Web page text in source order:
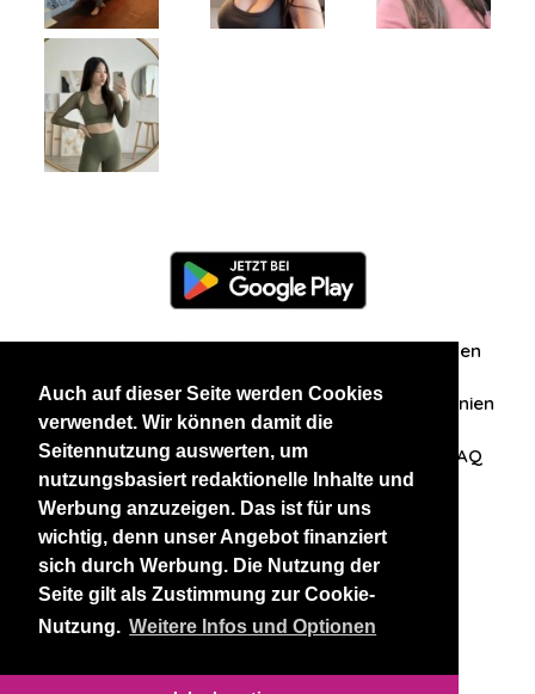
Auch auf dieser Seite werden Cookies
verwendet. Wir können damit die
Seitennutzung auswerten, um
nutzungsbasiert redaktionelle Inhalte und
Werbung anzuzeigen. Das ist für uns
wichtig, denn unser Angebot finanziert
sich durch Werbung. Die Nutzung der
Seite gilt als Zustimmung zur Cookie-
Nutzung. Weitere Infos und Optionen
Zuschriften/Erfahrungen
Datenschutzerklärung AGB Datenschutzrichtlinien
Nehmen Sie Kontakt mit uns auf FAQ
Unsere anderen Websites
BlackAndBeauties RussianKisses